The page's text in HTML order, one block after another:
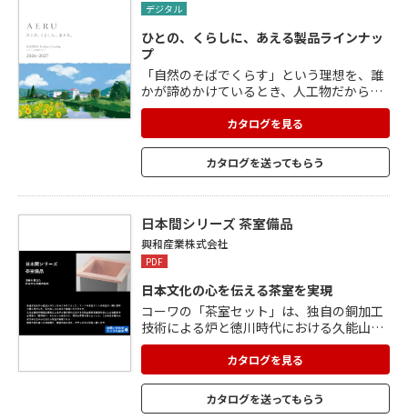
デジタル
ひとの、くらしに、あえる製品ラインナッ
プ
「自然のそばでくらす」という理想を、誰
かが諦めかけているとき、人工物だからで
きることがある。 グローベンは、もっと快
適な庭空間を生み出していきます。天然物
と人工物が、お互いを補い合い、人と自然
がそばにいる。そんなくらしを叶える製品
たち、グローベン竹、複層合成木材、リフ
カタログを見る
カタログを送ってもらう
日本間シリーズ 茶室備品
興和産業株式会社
PDF
日本文化の心を伝える茶室を実現
コーワの「茶室セット」は、独自の銅加工
技術による炉と徳川時代における久能山東
照宮建設を源とした伝統ある本漆塗り(駿河
塗り)を生かした作品です。 この「和室セッ
ト」なら和室の一隅に簡単に据え付けるこ
とができるので、特別な茶室を造らなくと
も茶の楽しみを存分に堪能できます。 簡素
カタログを見る
カタログを送ってもらう